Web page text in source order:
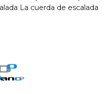
La cuerda de escalada